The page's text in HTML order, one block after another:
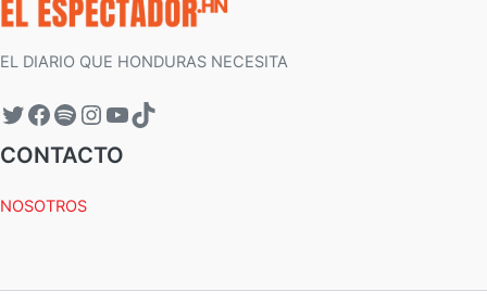
EL DIARIO QUE HONDURAS NECESITA
CONTACTO
NOSOTROS